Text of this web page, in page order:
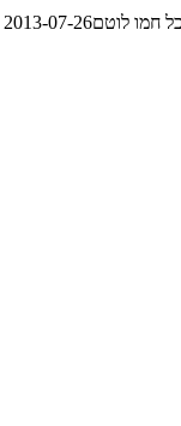
חמו לוטם2013-07-26 13:33:32